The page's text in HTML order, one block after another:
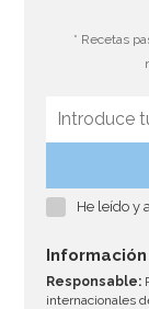
Juego de 25
* Recetas
He leído y
Responsable:
internacionales